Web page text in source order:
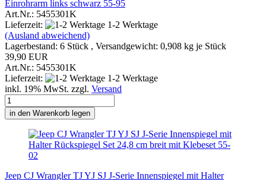
Einrohrarm links schwarz 55-95
Art.Nr.: 5455301K
Lieferzeit:
1-2 Werktage
(Ausland abweichend)
Lagerbestand: 6 Stück , Versandgewicht: 0,908 kg je Stück
39,90 EUR
Art.Nr.: 5455301K
Lieferzeit:
1-2 Werktage
inkl. 19% MwSt. zzgl. Versand
in den Warenkorb legen
Jeep CJ Wrangler TJ YJ SJ J-Serie Innenspiegel mit Halter